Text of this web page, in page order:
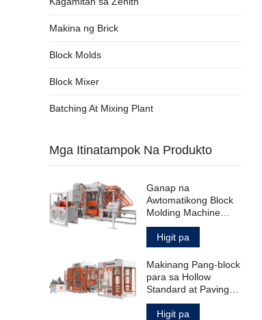
Makina ng Brick
Block Molds
Block Mixer
Batching At Mixing Plant
Mga Itinatampok Na Produkto
Ganap na
Awtomatikong Block
Molding Machine
para sa Hollow
Standard Paving
Block
Higit pa
Makinang Pang-block
para sa Hollow
Standard at Paving
Blocks
Higit pa